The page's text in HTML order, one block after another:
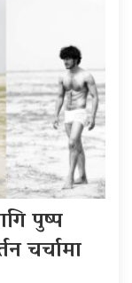
पुष्प
चर्चामा